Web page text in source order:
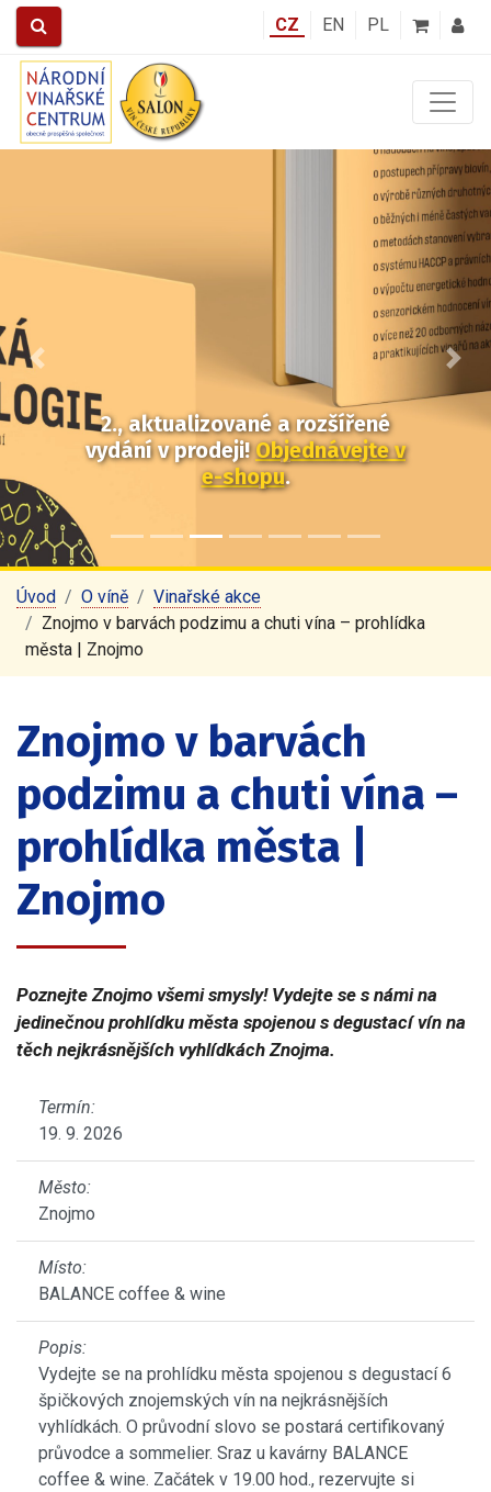
CZ EN PL
2., aktualizované a rozšířené
vydání v prodeji!Objednávejte v
e-shopu.
Předchozí Další
Úvod O víně
Vinařské akce
Znojmo v barvách podzimu a chuti vína – prohlídka
města | Znojmo
Znojmo v barvách
podzimu a chuti vína –
prohlídka města |
Znojmo
Poznejte Znojmo všemi smysly! Vydejte se s námi na
jedinečnou prohlídku města spojenou s degustací vín na
těch nejkrásnějších vyhlídkách Znojma.
Termín:
19. 9. 2026
Město:
Znojmo
Místo:
BALANCE coffee & wine
Popis:
Vydejte se na prohlídku města spojenou s degustací 6
špičkových znojemských vín na nejkrásnějších
vyhlídkách. O průvodní slovo se postará certifikovaný
průvodce a sommelier. Sraz u kavárny BALANCE
coffee & wine. Začátek v 19.00 hod., rezervujte si